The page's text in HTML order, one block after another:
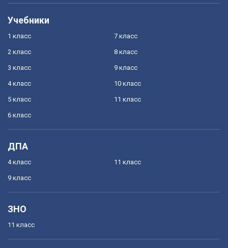
Учебники
1 класс
2 класс
3 класс
4 класс
5 класс
6 класс
7 класс
8 класс
9 класс
10 класс
11 класс
ДПА
4 класс
9 класс
11 класс
ЗНО
11 класс